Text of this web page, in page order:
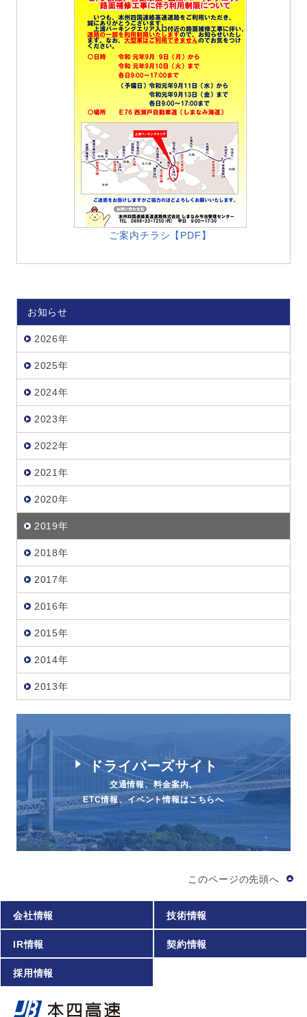
ご案内チラシ【PDF】
お知らせ
2026年
2025年
2024年
2023年
2022年
2021年
2020年
2019年
2018年
2017年
2016年
2015年
2014年
2013年
ドライバーズサイト
交通情報、料金案内、
ETC情報、イベント情報はこちらへ
このページの先頭へ
会社情報 技術情報
IR情報 契約情報
採用情報